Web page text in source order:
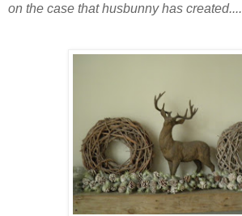
on the case that husbunny has